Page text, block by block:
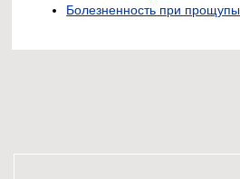
Болезненность при